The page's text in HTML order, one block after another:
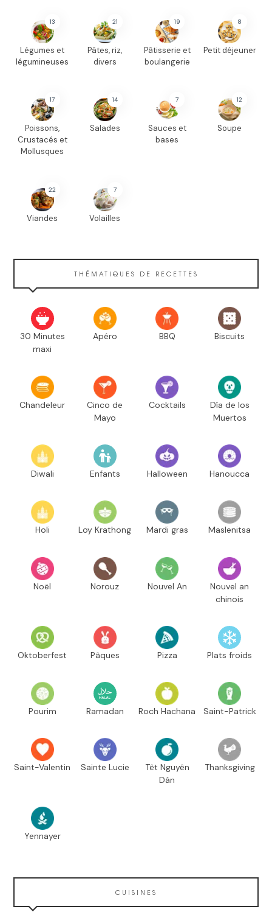
13
Légumes et
légumineuses
21
Pâtes, riz,
divers
19
Pâtisserie et
boulangerie
8
Petit déjeuner
17
Poissons,
Crustacés et
Mollusques
14
Salades
7
Sauces et
bases
12
Soupe
22
Viandes
7
Volailles
THÉMATIQUES DE RECETTES
30 Minutes
maxi
Apéro BBQ Biscuits
Chandeleur
Cinco de
Mayo
Cocktails
Día de los
Muertos
Diwali Enfants Halloween Hanoucca
Holi Loy Krathong Mardi gras Maslenitsa
Noël Norouz Nouvel An
Nouvel an
chinois
Oktoberfest Pâques Pizza Plats froids
Pourim Ramadan Roch Hachana Saint-Patrick
Saint-Valentin Sainte Lucie
Têt Nguyên
Dán
Thanksgiving
Yennayer
CUISINES